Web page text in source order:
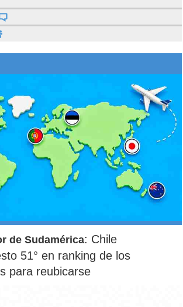
de Sudamérica: Chile
51° en ranking de los
para reubicarse